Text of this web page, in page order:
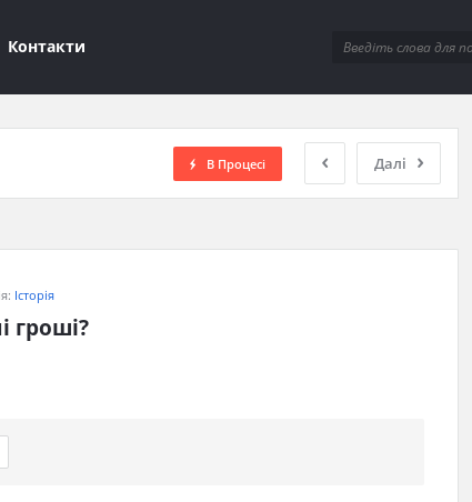
Контакти
Далі
В Процесі
Історія
гроші?​